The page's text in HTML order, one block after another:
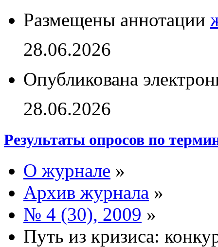
Размещены аннотации
28.06.2026
Опубликована
28.06.2026
Результаты опросов по
О журнале »
Архив журнала »
№ 4 (30), 2009 »
Путь из кризиса: